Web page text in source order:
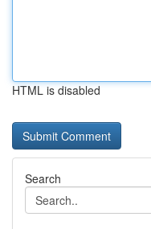
HTML is disabled
Search